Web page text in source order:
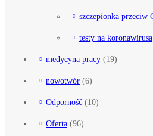
szczepionka przeciw
testy na koronawirusa
medycyna pracy (19)
nowotwór (6)
Odporność (10)
Oferta (96)